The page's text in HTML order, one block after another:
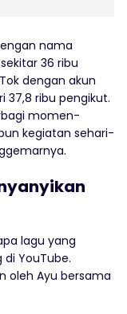
nama
36 ribu
dengan akun
37,8 ribu pengikut.
momen-
kegiatan sehari-
lagu yang
YouTube.
oleh Ayu bersama